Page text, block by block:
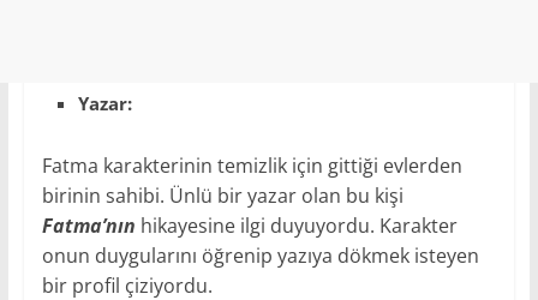
Yazar:
Fatma karakterinin temizlik için gittiği evlerden
birinin sahibi. Ünlü bir yazar olan bu kişi
Fatma’nın hikayesine ilgi duyuyordu. Karakter
onun duygularını öğrenip yazıya dökmek isteyen
bir profil çiziyordu.